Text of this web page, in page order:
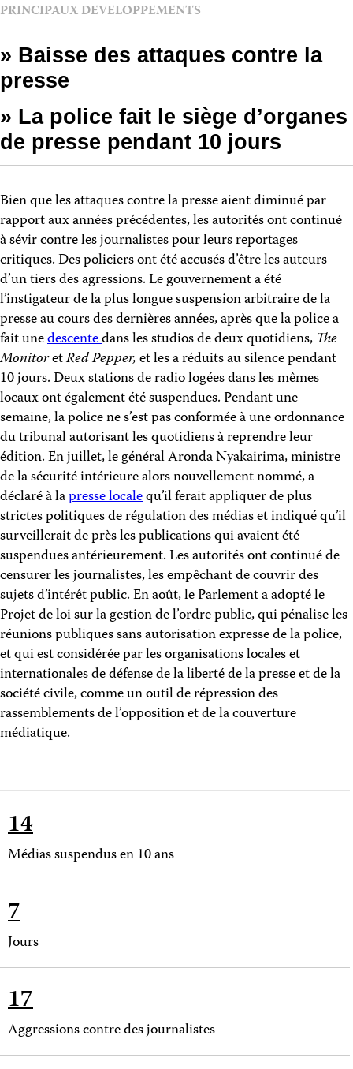
PRINCIPAUX DEVELOPPEMENTS
» Baisse des attaques contre la
presse
» La police fait le siège d’organes
de presse pendant 10 jours
Bien que les attaques contre la presse aient diminué par
rapport aux années précédentes, les autorités ont continué
à sévir contre les journalistes pour leurs reportages
critiques. Des policiers ont été accusés d’être les auteurs
d’un tiers des agressions. Le gouvernement a été
l’instigateur de la plus longue suspension arbitraire de la
presse au cours des dernières années, après que la police a
fait unedescentedans les studios de deux quotidiens, The
MonitoretRed Pepper,et les a réduits au silence pendant
10 jours. Deux stations de radio logées dans les mêmes
locaux ont également été suspendues. Pendant une
semaine, la police ne s’est pas conformée à une ordonnance
du tribunal autorisant les quotidiens à reprendre leur
édition. En juillet, le général Aronda Nyakairima, ministre
de la sécurité intérieure alors nouvellement nommé, a
déclaré à lapresse localequ’il ferait appliquer de plus
strictes politiques de régulation des médias et indiqué qu’il
surveillerait de près les publications qui avaient été
suspendues antérieurement. Les autorités ont continué de
censurer les journalistes, les empêchant de couvrir des
sujets d’intérêt public. En août, le Parlement a adopté le
Projet de loi sur la gestion de l’ordre public, qui pénalise les
réunions publiques sans autorisation expresse de la police,
et qui est considérée par les organisations locales et
internationales de défense de la liberté de la presse et de la
société civile, comme un outil de répression des
rassemblements de l’opposition et de la couverture
médiatique.
14
Médias suspendus en 10 ans
7
Jours
17
Aggressions contre des journalistes